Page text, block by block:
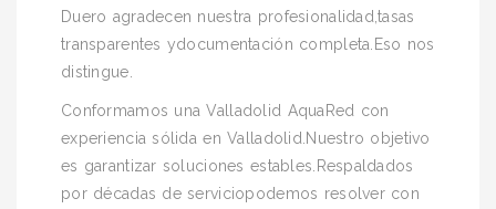
Duero agradecen nuestra profesionalidad,tasas
transparentes ydocumentación completa.Eso nos
distingue.
Conformamos una Valladolid AquaRed con
experiencia sólida en Valladolid.Nuestro objetivo
es garantizar soluciones estables.Respaldados
por décadas de serviciopodemos resolver con